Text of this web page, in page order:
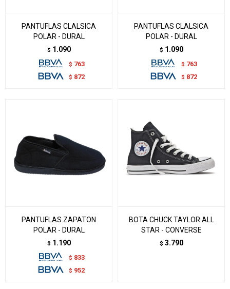
PANTUFLAS CLALSICA
POLAR - DURAL
$ 1.090
$ 763
$ 872
PANTUFLAS CLALSICA
POLAR - DURAL
$ 1.090
$ 763
$ 872
PANTUFLAS ZAPATON
POLAR - DURAL
$ 1.190
$ 833
$ 952
BOTA CHUCK TAYLOR ALL
STAR - CONVERSE
$ 3.790